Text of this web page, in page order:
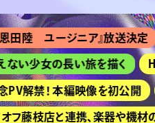
陸 ユージニア』放送決定
い少女の長い旅を描く
解禁！ 本編映像を初公開
藤枝店と連携、楽器や機材の